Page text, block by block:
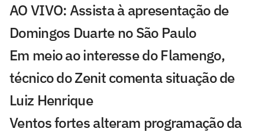
AO VIVO: Assista à apresentação de
Domingos Duarte no São Paulo
Em meio ao interesse do Flamengo,
técnico do Zenit comenta situação de
Luiz Henrique
Ventos fortes alteram programação da